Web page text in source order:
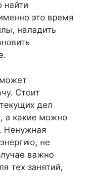
найти
это время
наладить
может
Стоит
дел
а какие можно
Ненужная
не
важно
тех занятий,